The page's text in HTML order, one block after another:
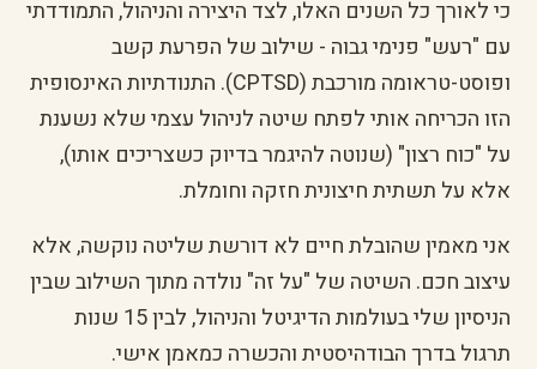
כי לאורך כל השנים האלו, לצד היצירה והניהול, התמודדתי
עם "רעש" פנימי גבוה - שילוב של הפרעת קשב
ופוסט-טראומה מורכבת (CPTSD). התנודתיות האינסופית
הזו הכריחה אותי לפתח שיטה לניהול עצמי שלא נשענת
על "כוח רצון" (שנוטה להיגמר בדיוק כשצריכים אותו),
אלא על תשתית חיצונית חזקה וחומלת.
אני מאמין שהובלת חיים לא דורשת שליטה נוקשה, אלא
עיצוב חכם. השיטה של "על זה" נולדה מתוך השילוב שבין
הניסיון שלי בעולמות הדיגיטל והניהול, לבין 15 שנות
תרגול בדרך הבודהיסטית והכשרה כמאמן אישי.